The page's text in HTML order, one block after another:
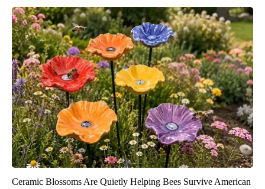
Ceramic Blossoms Are Quietly Helping Bees Survive American